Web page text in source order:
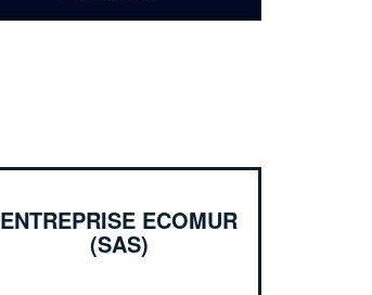
ENTREPRISE ECOMUR
(SAS)